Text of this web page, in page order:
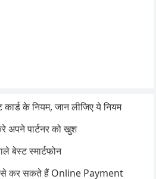
के नियम, जान लीजिए ये नियम
अपने पार्टनर को खुश
बेस्ट स्मार्टफोन
कर सकते हैं Online Payment